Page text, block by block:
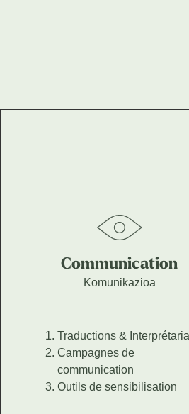
Communication
Komunikazioa
Traductions &
Campagnes de
communication
Outils de sensibilisation